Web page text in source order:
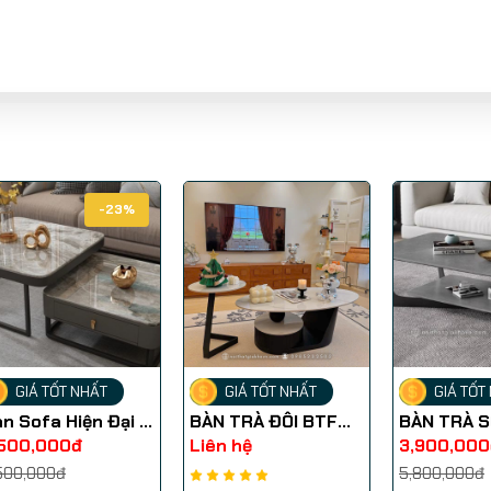
-23%
GIÁ TỐT NHẤT
Sofa Hiện Đại -
GIÁ TỐT NHẤT
BÀN TRÀ ĐÔI BTF
038
Liên hệ
GIÁ TỐT
BÀN TRÀ
ĐẠI
5,800,000đ